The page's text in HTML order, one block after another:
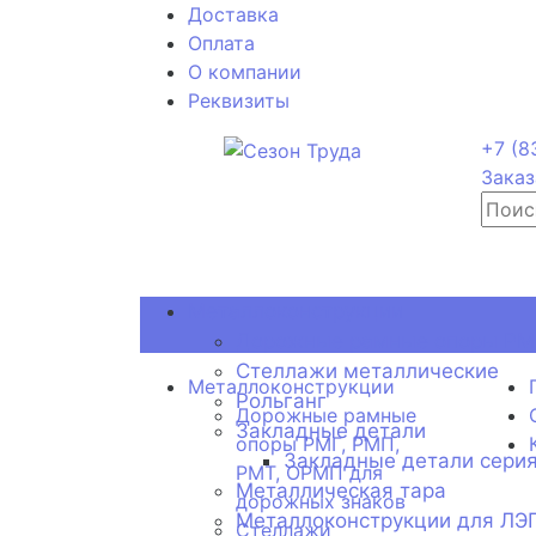
Доставка
Оплата
О компании
Реквизиты
+7
Стеллажи металлические
Рольганг
Закладные детали
Закладные детали
Металлическая тара
Металлоконструкции для
Металлоконструкции
Дорожные рамные
опоры РМГ, РМП,
РМТ, ОРМП для
дорожных знаков
Стеллажи